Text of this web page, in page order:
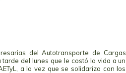
del Autotransporte de Cargas
del lunes que le costó la vida a un
a la vez que se solidariza con los